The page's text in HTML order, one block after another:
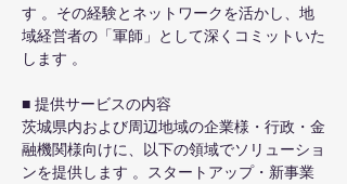
す 。その経験とネットワークを活かし、地
域経営者の「軍師」として深くコミットいた
します 。
■ 提供サービスの内容
茨城県内および周辺地域の企業様・行政・金
融機関様向けに、以下の領域でソリューショ
ンを提供します 。スタートアップ・新事業